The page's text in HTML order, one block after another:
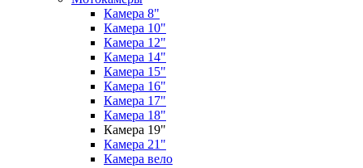
Камера 8"
Камера 10"
Камера 12"
Камера 14"
Камера 15"
Камера 16"
Камера 17"
Камера 18"
Камера 19"
Камера 21"
Камера вело